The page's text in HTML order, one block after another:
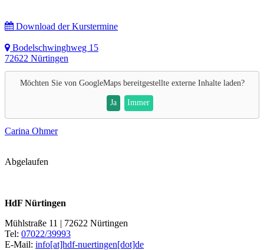
Download der Kurstermine
Bodelschwinghweg 15
72622 Nürtingen
Möchten Sie von GoogleMapsbereitgestellte externe Inhalte laden?
Ja Immer
Carina Ohmer
Abgelaufen
HdF Nürtingen
Mühlstraße 11 | 72622 Nürtingen
Tel: 07022/39993
E-Mail: info[at]hdf-nuertingen[dot]de